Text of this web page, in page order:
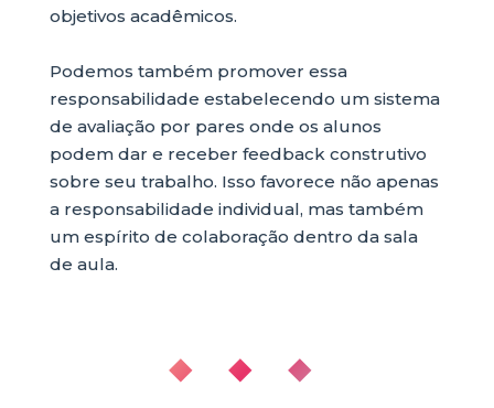
objetivos acadêmicos.
Podemos também promover essa
responsabilidade estabelecendo um sistema
de avaliação por pares onde os alunos
podem dar e receber feedback construtivo
sobre seu trabalho. Isso favorece não apenas
a responsabilidade individual, mas também
um espírito de colaboração dentro da sala
de aula.
◆ ◆ ◆